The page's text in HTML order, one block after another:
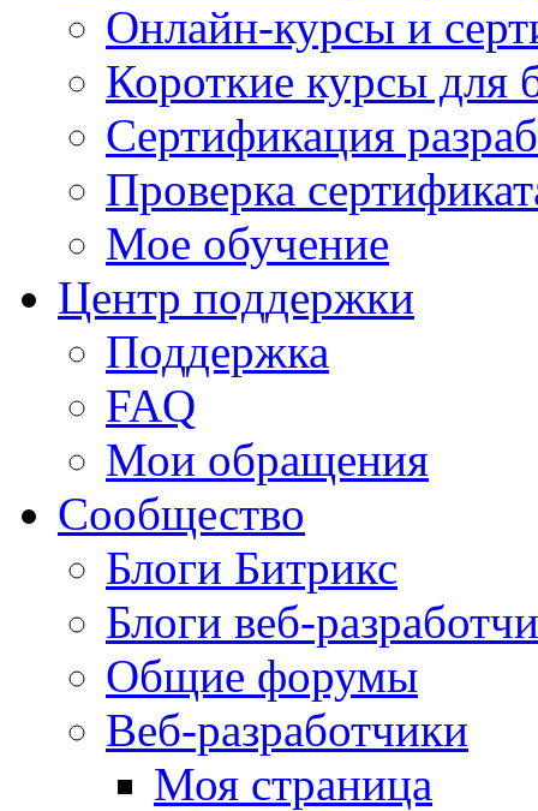
Онлайн-курсы и
Короткие курсы для
Сертификация
Проверка
Мое обучение
Центр поддержки
Поддержка
FAQ
Мои обращения
Сообщество
Блоги Битрикс
Блоги веб-
Общие форумы
Веб-разработчики
Моя страница